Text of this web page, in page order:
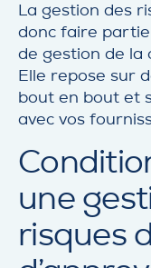
La gestion des
donc faire
de gestion de la
Elle repose sur
bout en bout et
avec vos
une
risques